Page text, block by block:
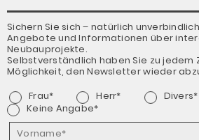
Sichern Sie sich – natürlich
Angebote und Informationen über
Neubauprojekte.
Selbstverständlich haben Sie zu jedem
Möglichkeit, den Newsletter wieder
Frau*
Herr*
Divers*
Keine Angabe*